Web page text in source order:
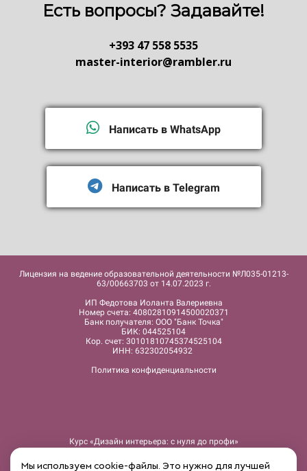
Есть вопросы? Задавайте!
+393 47 558 5535
master-interior@rambler.ru
Написать в WhatsApp
Написать в Telegram
Лицензия на ведение образовательной деятельности №Л035-01213-
63/00663703 от 14.07.2023 г.
ИП Федотова Иоланта Валериевна
Номер счета: 40802810914500020371
Банк получателя: ООО "Банк Точка"
БИК: 044525104
Кор. счет: 30101810745374525104
ИНН: 632302054932
Политика конфиденциальности
Курс «Дизайн интерьера: c нуля до профи»
Интенсив «Подробные чертежи в ArchiCad»
Мы используем cookie-файлы. Это нужно для лучшей